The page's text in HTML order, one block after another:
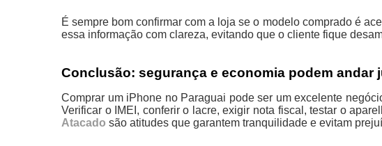
É sempre bom confirmar com a loja se o modelo comprado é
essa informação com clareza, evitando que o cliente fique
Conclusão: segurança e economia podem andar
Comprar um iPhone no Paraguai pode ser um excelente
Verificar o IMEI, conferir o lacre, exigir nota fiscal, testar o
Atacado são atitudes que garantem tranquilidade e evitam